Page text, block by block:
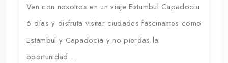
Ven con nosotros en un viaje Estambul Capadocia
6 días y disfruta visitar ciudades fascinantes como
Estambul y Capadocia y no pierdas la
oportunidad ...